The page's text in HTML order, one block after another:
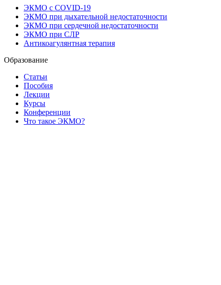
ЭКМО с COVID-19
ЭКМО при дыхательной недостаточности
ЭКМО при сердечной недостаточности
ЭКМО при СЛР
Антикоагулянтная терапия
Образование
Статьи
Пособия
Лекции
Курсы
Конференции
Что такое ЭКМО?